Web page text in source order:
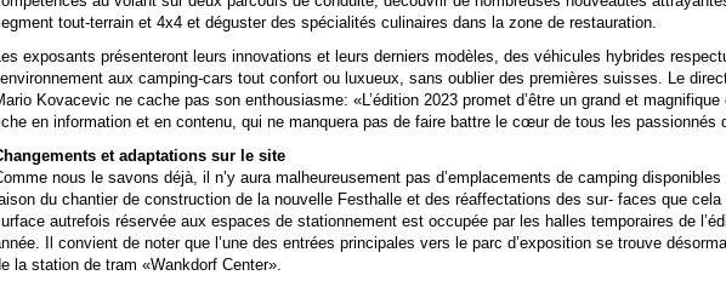
tout-terrain et 4x4 et déguster des spécialités culinaires dans la zone de restauration.
exposants présenteront leurs innovations et leurs derniers modèles, des véhicules hybrides
aux camping-cars tout confort ou luxueux, sans oublier des premières suisses. Le
Kovacevic ne cache pas son enthousiasme: «L’édition 2023 promet d’être un grand et magnifique
en information et en contenu, qui ne manquera pas de faire battre le cœur de tous les passionnés
et adaptations sur le site
nous le savons déjà, il n’y aura malheureusement pas d’emplacements de camping
du chantier de construction de la nouvelle Festhalle et des réaffectations des sur- faces que cela
autrefois réservée aux espaces de stationnement est occupée par les halles temporaires de
Il convient de noter que l’une des entrées principales vers le parc d’exposition se trouve
la station de tram «Wankdorf Center».